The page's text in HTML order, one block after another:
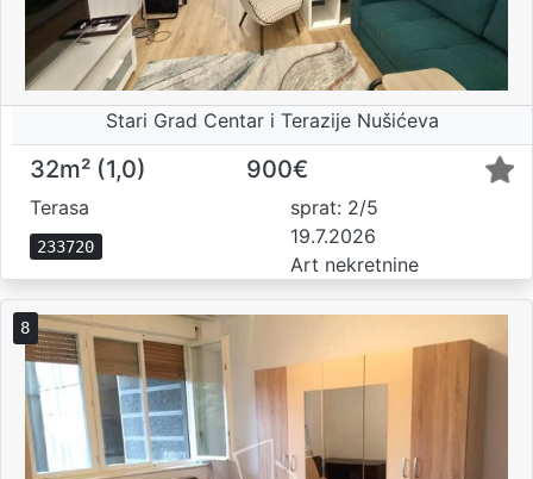
Stari Grad Centar i Terazije Nušićeva
32m² (1,0) 900€
Terasa
233720
sprat: 2/5
19.7.2026
Art nekretnine
8